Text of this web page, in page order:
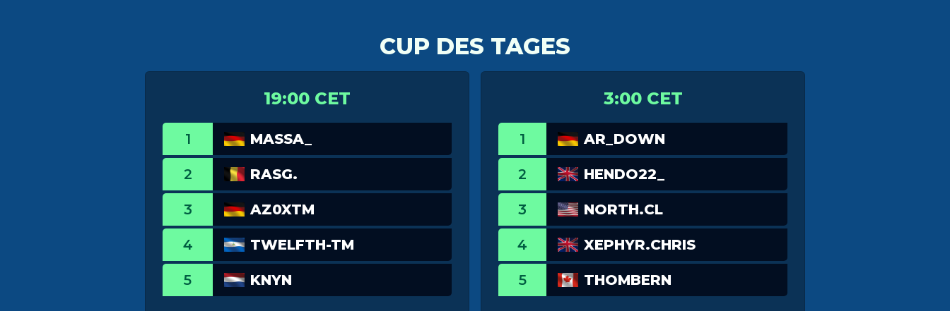
CUP DES TAGES
19:00 CET
1 MASSA_
2 RASG.
3 AZ0XTM
4 TWELFTH-TM
5 KNYN
3:00 CET
1 AR_DOWN
2 HENDO22_
3 NORTH.CL
4 XEPHYR.CHRIS
5 THOMBERN